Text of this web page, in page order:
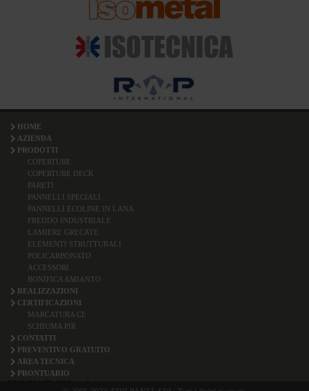
HOME
AZIENDA
PRODOTTI
COPERTURE
COPERTURE DECK
PARETI
PANNELLI SPECIALI
PANNELLI ECOLINE IN LANA
FREDDO INDUSTRIALE
LAMIERE GRECATE
ELEMENTI STRUTTURALI
POLICARBONATO
ACCESSORI
BONIFICA AMIANTO
REALIZZAZIONI
CERTIFICAZIONI
MARCATURA CE
SCHIUMA PIR
CONTATTI
PREVENTIVO GRATUITO
AREA TECNICA
PRONTUARIO